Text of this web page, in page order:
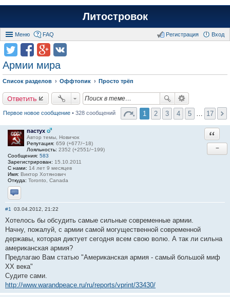
Литостровок
Меню FAQ Вход
Регистрация
Армии мира
Список разделов Оффтопик Просто трёп
Ответить
Первое новое сообщение • 328 сообщений 1 2 3 4 5 17
пастух
Автор темы, Новичок
Репутация: 659 (+677/−18)
Лояльность: 2352 (+2551/−199)
Сообщения: 583
Зарегистрирован: 15.10.2011
С нами: 14 лет 9 месяцев
Имя: Виктор Хотянович
Откуда: Toronto, Canada
Отправить личное сообщение
−
#1 03.04.2012, 21:22
Хотелось бы обсудить самые сильные современные армии.
Начну, пожалуй, с армии самой могущественной современной
державы, которая диктует сегодня всем свою волю. А так ли сильна
американская армия?
Предлагаю Вам статью "Американская армия - самый большой миф
ХХ века"
Судите сами.
http://www.warandpeace.ru/ru/reports/vprint/33430/